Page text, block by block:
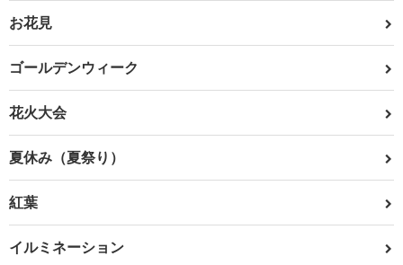
お花見
ゴールデンウィーク
花火大会
夏休み（夏祭り）
紅葉
イルミネーション